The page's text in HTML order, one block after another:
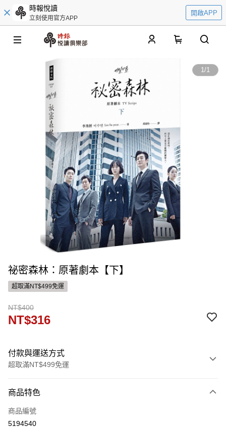
時報悅讀
立刻使用官方APP
開啟APP
1/1
祕密森林：原著劇本【下】
超取滿NT$499免運
NT$400
NT$316
付款與運送方式
超取滿NT$499免運
信用卡一次付款
ATM付款
商品特色
商品編號
5194540